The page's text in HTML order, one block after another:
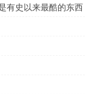
有史以来最酷的东西